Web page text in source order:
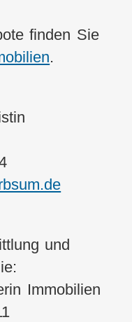
finden Sie
.
und
Immobilien